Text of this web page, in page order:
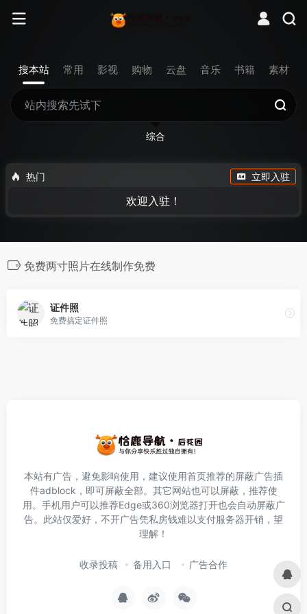
搜本站 常用 影视 购物 云盘 音乐 书籍 素材
综合
热门 立即入驻
欢迎入驻！
免费两寸照片在线制作免费
证件照
免费搞定证件照
本站有广告，避免影响使用，建议使用首页推荐的屏蔽广告插
件adblock ，即可屏蔽全部。其它网站也可以屏蔽，推荐使
用。手机用户可以推荐Edge或360浏览器打开也会自动屏蔽广
告。此站仅爱好，不开广告凭私房钱难以支付服务器开销，望
理解！
收录投稿 备用入口 广告合作